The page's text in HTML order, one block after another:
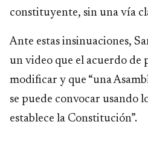
constituyente, sin una vía
Ante estas insinuaciones,
un video que el acuerdo de
modificar y que “una
se puede convocar usando
establece la Constitución”.